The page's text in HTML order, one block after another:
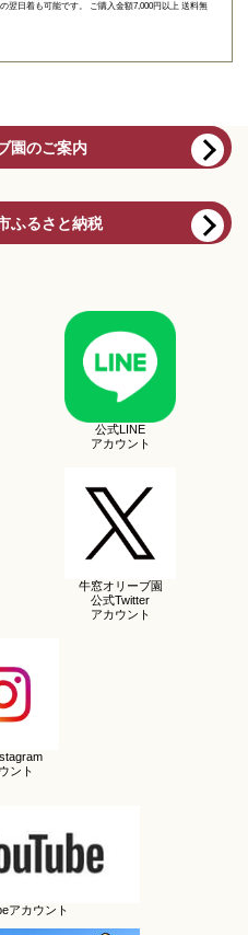
翌日着も可能です。 ご購入金額7,000円以上 送料無
園のご案内
ふるさと納税
公式LINE
アカウント
牛窓オリーブ園
公式Twitter
アカウント
ント
アカウント